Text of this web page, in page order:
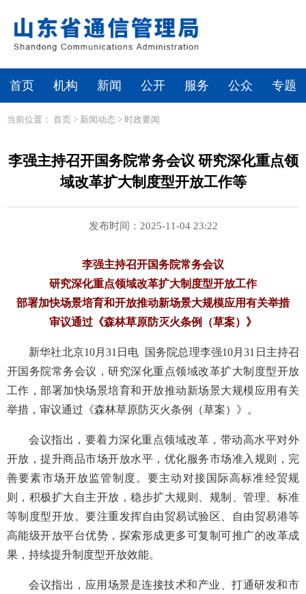
首页 机构 新闻 公开 服务 公众 专题
当前位置： 首页 > 新闻动态 > 时政要闻
李强主持召开国务院常务会议 研究深化重点领
域改革扩大制度型开放工作等
发布时间：2025-11-04 23:22
李强主持召开国务院常务会议
研究深化重点领域改革扩大制度型开放工作
部署加快场景培育和开放推动新场景大规模应用有关举措
审议通过《森林草原防灭火条例（草案）》
新华社北京10月31日电 国务院总理李强10月31日主持召
开国务院常务会议，研究深化重点领域改革扩大制度型开放
工作，部署加快场景培育和开放推动新场景大规模应用有关
举措，审议通过《森林草原防灭火条例（草案）》。
会议指出，要着力深化重点领域改革，带动高水平对外
开放，提升商品市场开放水平，优化服务市场准入规则，完
善要素市场开放监管制度。要主动对接国际高标准经贸规
则，积极扩大自主开放，稳步扩大规则、规制、管理、标准
等制度型开放。要注重发挥自由贸易试验区、自由贸易港等
高能级开放平台优势，探索形成更多可复制可推广的改革成
果，持续提升制度型开放效能。
会议指出，应用场景是连接技术和产业、打通研发和市